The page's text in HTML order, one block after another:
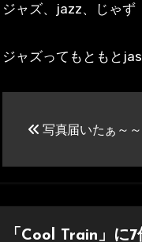
ジャズ、jazz、じゃず
ジャズってもともと
ナ
ビ
写真届いたぁ～
「Cool Train」に